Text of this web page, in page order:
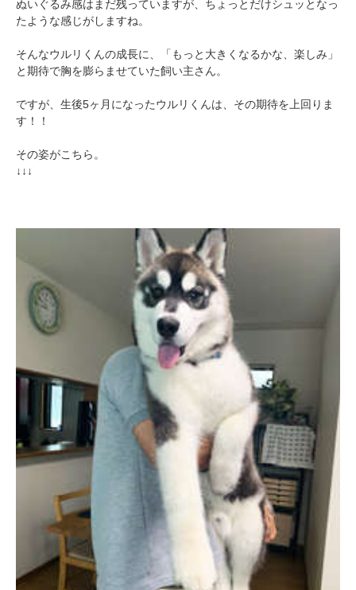
ぬいぐるみ感はまだ残っていますが、ちょっとだけシュッとなっ
たような感じがしますね。
そんなウルリくんの成長に、「もっと大きくなるかな、楽しみ」
と期待で胸を膨らませていた飼い主さん。
ですが、生後5ヶ月になったウルリくんは、その期待を上回りま
す！！
その姿がこちら。
↓↓↓